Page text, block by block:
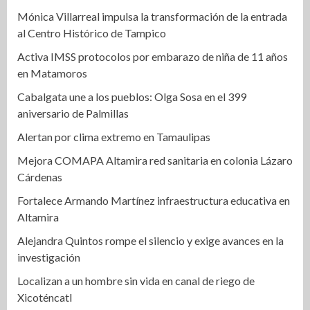
Mónica Villarreal impulsa la transformación de la entrada
al Centro Histórico de Tampico
Activa IMSS protocolos por embarazo de niña de 11 años
en Matamoros
Cabalgata une a los pueblos: Olga Sosa en el 399
aniversario de Palmillas
Alertan por clima extremo en Tamaulipas
Mejora COMAPA Altamira red sanitaria en colonia Lázaro
Cárdenas
Fortalece Armando Martínez infraestructura educativa en
Altamira
Alejandra Quintos rompe el silencio y exige avances en la
investigación
Localizan a un hombre sin vida en canal de riego de
Xicoténcatl